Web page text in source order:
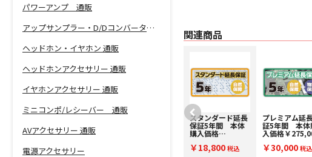
パワーアンプ 通販
アップサンプラー・D/Dコンバーター 通販
ヘッドホン・イヤホン 通販
ヘッドホンアクセサリー 通販
イヤホンアクセサリー 通販
ミニコンポ/レシーバー 通販
AVアクセサリー 通販
電源アクセサリー
関連商品
プレミアム延長保 スタンダード延長
保証5年間 本体
購入価格
￥275,001～
￥300,000(税
￥18,800 税込
プレミアム延
証5年間 本体
入価格￥
～￥300,000(税
込) PE300000
￥30,000 税込